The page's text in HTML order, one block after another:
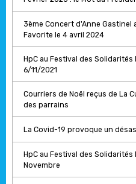
3ème Concert d'Anne Gastinel
Favorite le 4 avril 2024
HpC au Festival des
6/11/2021
Courriers de Noël reçus de La
des parrains
La Covid-19 provoque un
HpC au Festival des
Novembre